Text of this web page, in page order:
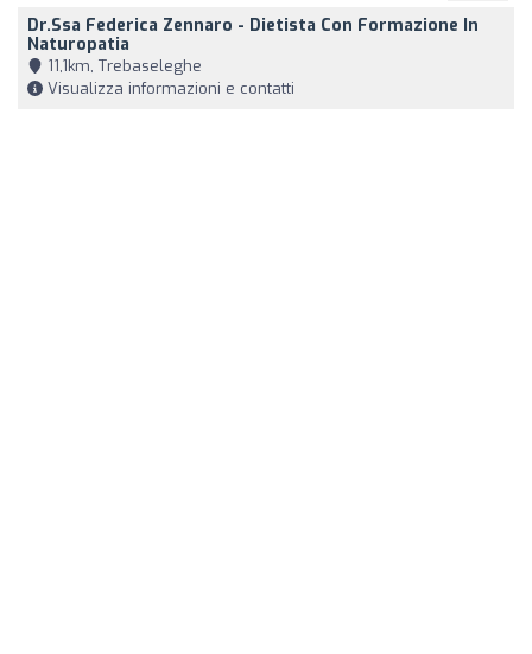
Dr.ssa Federica Zennaro - Dietista Con Formazione In
Naturopatia
11,1km, Trebaseleghe
Visualizza informazioni e contatti